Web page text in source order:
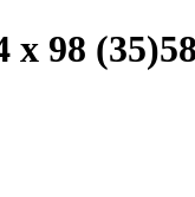
98